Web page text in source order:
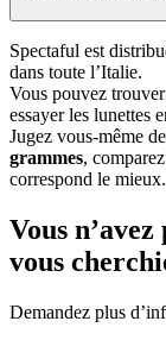
Spectaful est
dans toute l’Italie.
Vous pouvez
essayer les lunettes
Jugez vous-même
grammes,
correspond le mieux.
Vous
vous
Demandez plus